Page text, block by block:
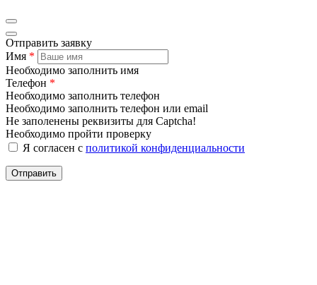
Отправить заявку
Имя *
Необходимо заполнить имя
Телефон *
Необходимо заполнить телефон
Необходимо заполнить телефон или email
Не заполенены реквизиты для Captcha!
Необходимо пройти проверку
Я согласен с политикой конфиденциальности
Отправить